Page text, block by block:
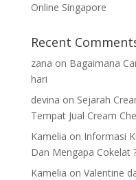
Online Singapore
Recent
zana on Bagaimana
hari
devina on Sejarah
Tempat Jual Cream
Kamelia on Informasi
Dan Mengapa Cokelat
Kamelia on Valentine